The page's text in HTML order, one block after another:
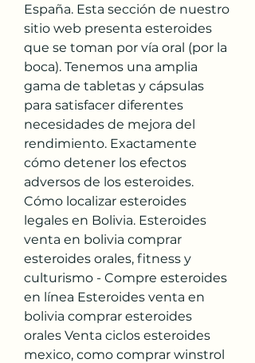
España. Esta sección de nuestro
sitio web presenta esteroides
que se toman por vía oral (por la
boca). Tenemos una amplia
gama de tabletas y cápsulas
para satisfacer diferentes
necesidades de mejora del
rendimiento. Exactamente
cómo detener los efectos
adversos de los esteroides.
Cómo localizar esteroides
legales en Bolivia. Esteroides
venta en bolivia comprar
esteroides orales, fitness y
culturismo - Compre esteroides
en línea Esteroides venta en
bolivia comprar esteroides
orales Venta ciclos esteroides
mexico, como comprar winstrol